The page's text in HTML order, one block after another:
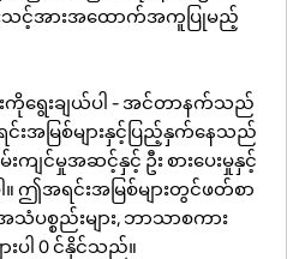
သင့်အားအထောက်အကူပြုမည့်
းကိုရွေးချယ်ပါ - အင်တာနက်သည်
အမြစ်များနှင့်ပြည့်နှက်နေသည်
င်မှုအဆင့်နှင့် ဦး စားပေးမှုနှင့်
အရင်းအမြစ်များတွင်ဖတ်စာ
သံပစ္စည်းများ, ဘာသာစကား
ပါ 0 င်နိုင်သည်။